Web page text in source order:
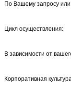
По Вашему запросу или
Цикл осуществления:
В зависимости от
Корпоративная